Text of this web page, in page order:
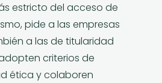
estricto del acceso de
pide a las empresas
a las de titularidad
criterios de
ética y colaboren